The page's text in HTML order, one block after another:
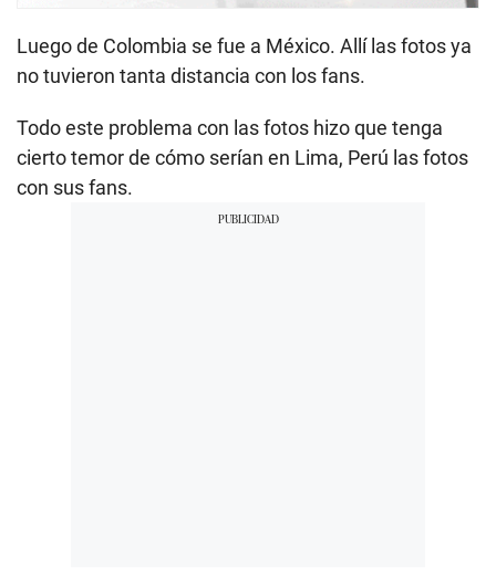
Luego de Colombia se fue a México. Allí las fotos ya
no tuvieron tanta distancia con los fans.
Todo este problema con las fotos hizo que tenga
cierto temor de cómo serían en Lima, Perú las fotos
con sus fans.